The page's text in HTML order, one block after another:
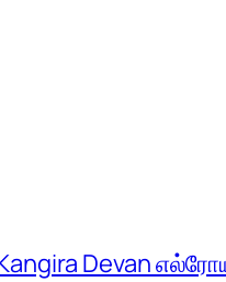
Kangira Devan